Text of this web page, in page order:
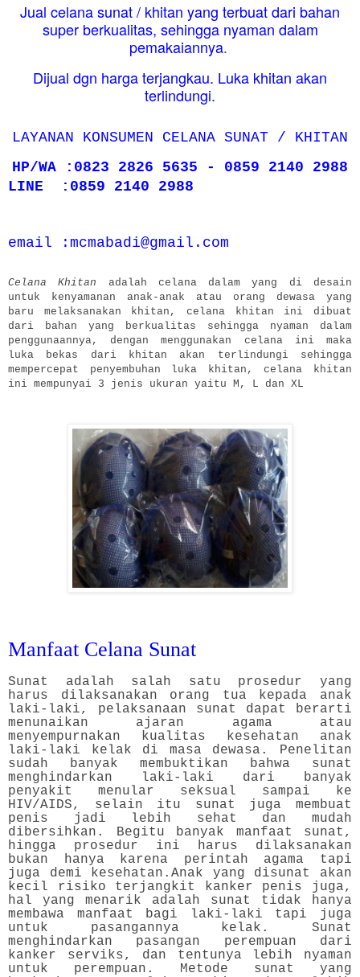
Jual celana sunat / khitan yang terbuat dari bahan
super berkualitas, sehingga nyaman dalam
pemakaiannya.
Dijual dgn harga terjangkau. Luka khitan akan
terlindungi.
LAYANAN KONSUMEN CELANA SUNAT / KHITAN
HP/WA :0823 2826 5635 - 0859 2140 2988
LINE :0859 2140 2988
email :mcmabadi@gmail.com
Celana Khitan adalah celana dalam yang di desain
untuk kenyamanan anak-anak atau orang dewasa yang
baru melaksanakan khitan, celana khitan ini dibuat
dari bahan yang berkualitas sehingga nyaman dalam
penggunaannya, dengan menggunakan celana ini maka
luka bekas dari khitan akan terlindungi sehingga
mempercepat penyembuhan luka khitan, celana khitan
ini mempunyai 3 jenis ukuran yaitu M, L dan XL
Manfaat Celana Sunat
Sunat adalah salah satu prosedur yang
harus dilaksanakan orang tua kepada anak
laki-laki, pelaksanaan sunat dapat berarti
menunaikan ajaran agama atau
menyempurnakan kualitas kesehatan anak
laki-laki kelak di masa dewasa. Penelitan
sudah banyak membuktikan bahwa sunat
menghindarkan laki-laki dari banyak
penyakit menular seksual sampai ke
HIV/AIDS, selain itu sunat juga membuat
penis jadi lebih sehat dan mudah
dibersihkan. Begitu banyak manfaat sunat,
hingga prosedur ini harus dilaksanakan
bukan hanya karena perintah agama tapi
juga demi kesehatan.Anak yang disunat akan
kecil risiko terjangkit kanker penis juga,
hal yang menarik adalah sunat tidak hanya
membawa manfaat bagi laki-laki tapi juga
untuk pasangannya kelak. Sunat
menghindarkan pasangan perempuan dari
kanker serviks, dan tentunya lebih nyaman
untuk perempuan. Metode sunat yang